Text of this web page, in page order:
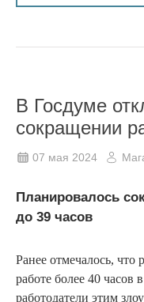
В Госдуме
сокращении
07 мая 2024
Планировалось
до 39 часов
Ранее отмечалось, что
работе более 40 часов
работодатели этим